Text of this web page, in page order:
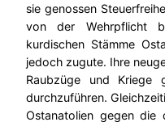
sie genossen
von der Wehrpflicht
kurdischen Stämme
jedoch zugute. Ihre
Raubzüge und Kriege
durchzuführen.
Ostanatolien gegen die